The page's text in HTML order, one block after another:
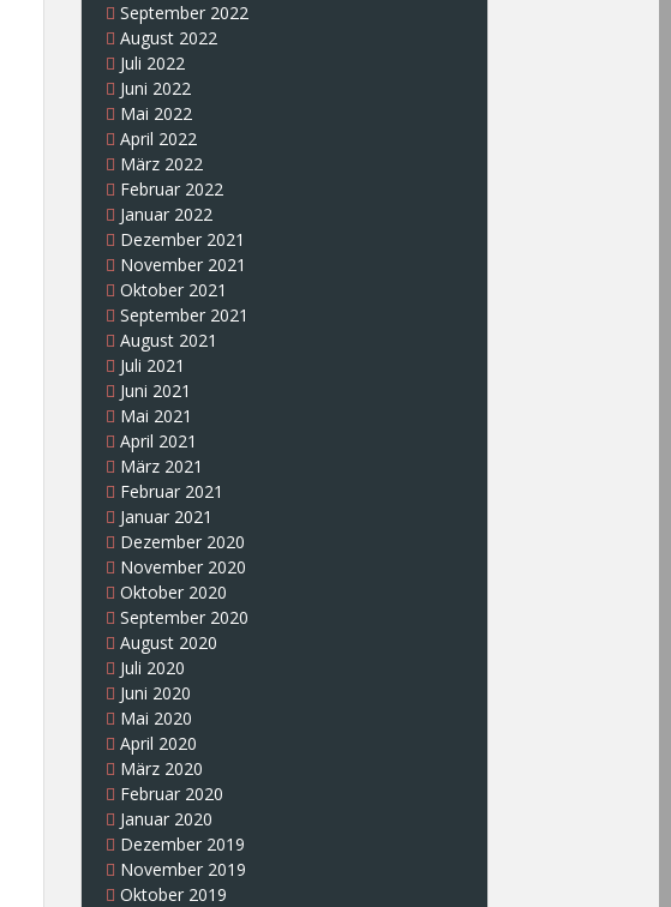
September 2022
August 2022
Juli 2022
Juni 2022
Mai 2022
April 2022
März 2022
Februar 2022
Januar 2022
Dezember 2021
November 2021
Oktober 2021
September 2021
August 2021
Juli 2021
Juni 2021
Mai 2021
April 2021
März 2021
Februar 2021
Januar 2021
Dezember 2020
November 2020
Oktober 2020
September 2020
August 2020
Juli 2020
Juni 2020
Mai 2020
April 2020
März 2020
Februar 2020
Januar 2020
Dezember 2019
November 2019
Oktober 2019